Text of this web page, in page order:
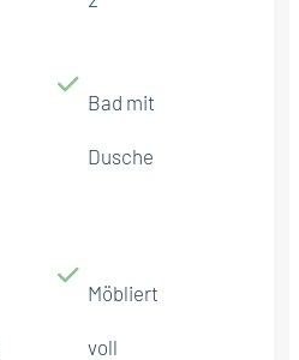
Bad mit
Dusche
Möbliert
voll